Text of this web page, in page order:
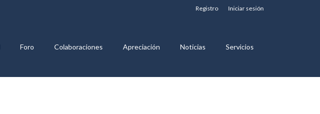
Registro Iniciar sesión
Foro Colaboraciones Apreciación Noticias Servicios